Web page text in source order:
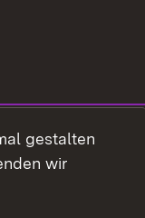
gestalten
wir